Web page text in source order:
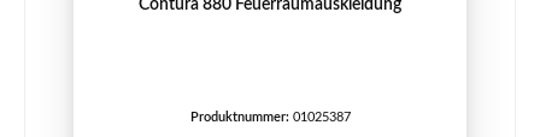
Contura 880 Feuerraumauskleidung
Produktnummer: 01025387